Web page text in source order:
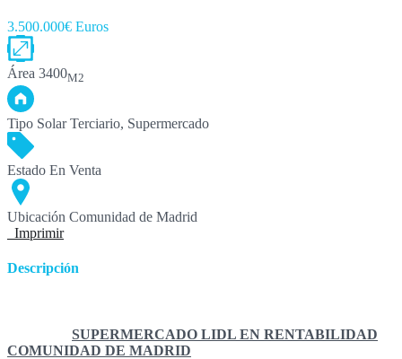
3.500.000€ Euros
Área 3400M2
Tipo Solar Terciario, Supermercado
Estado En Venta
Ubicación Comunidad de Madrid
Imprimir
Descripción
SUPERMERCADO LIDL EN RENTABILIDAD
COMUNIDAD DE MADRID